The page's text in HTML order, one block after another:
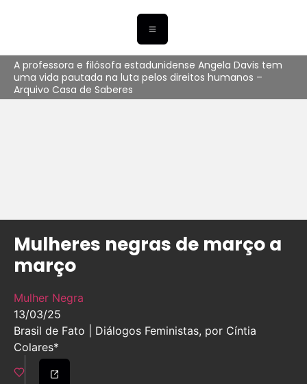
A professora e filósofa estadunidense Angela Davis tem
uma vida pautada na luta pelos direitos humanos –
Arquivo Casa de Saberes
Mulheres negras de março a
março
Mulher Negra
13/03/25
Brasil de Fato | Diálogos Feministas, por Cíntia
Colares*